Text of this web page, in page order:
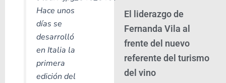
Hace unos
días se
desarrolló
en Italia la
primera
edición del
El liderazgo de
Fernanda Vila al
frente del nuevo
referente del turismo
del vino